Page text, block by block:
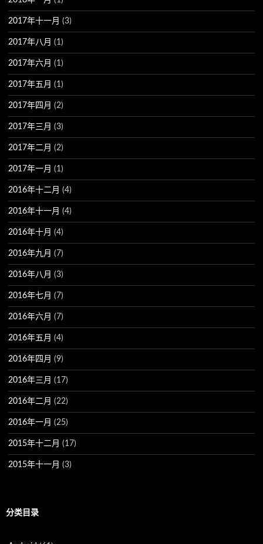
2017年十一月 (3)
2017年八月 (1)
2017年六月 (1)
2017年五月 (1)
2017年四月 (2)
2017年三月 (3)
2017年二月 (2)
2017年一月 (1)
2016年十二月 (4)
2016年十一月 (4)
2016年十月 (4)
2016年九月 (7)
2016年八月 (3)
2016年七月 (7)
2016年六月 (7)
2016年五月 (4)
2016年四月 (9)
2016年三月 (17)
2016年二月 (22)
2016年一月 (25)
2015年十二月 (17)
2015年十一月 (3)
分类目录